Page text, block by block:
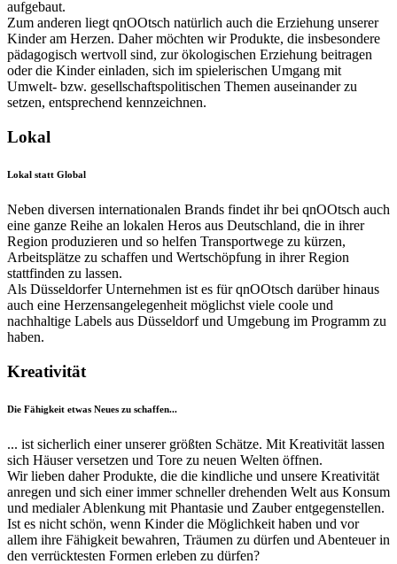
aufgebaut.
Zum anderen liegt qnOOtsch natürlich auch die Erziehung unserer
Kinder am Herzen. Daher möchten wir Produkte, die insbesondere
pädagogisch wertvoll sind, zur ökologischen Erziehung beitragen
oder die Kinder einladen, sich im spielerischen Umgang mit
Umwelt- bzw. gesellschaftspolitischen Themen auseinander zu
setzen, entsprechend kennzeichnen.
Lokal
Lokal statt Global
Neben diversen internationalen Brands findet ihr bei qnOOtsch auch
eine ganze Reihe an lokalen Heros aus Deutschland, die in ihrer
Region produzieren und so helfen Transportwege zu kürzen,
Arbeitsplätze zu schaffen und Wertschöpfung in ihrer Region
stattfinden zu lassen.
Als Düsseldorfer Unternehmen ist es für qnOOtsch darüber hinaus
auch eine Herzensangelegenheit möglichst viele coole und
nachhaltige Labels aus Düsseldorf und Umgebung im Programm zu
haben.
Kreativität
Die Fähigkeit etwas Neues zu schaffen...
... ist sicherlich einer unserer größten Schätze. Mit Kreativität lassen
sich Häuser versetzen und Tore zu neuen Welten öffnen.
Wir lieben daher Produkte, die die kindliche und unsere Kreativität
anregen und sich einer immer schneller drehenden Welt aus Konsum
und medialer Ablenkung mit Phantasie und Zauber entgegenstellen.
Ist es nicht schön, wenn Kinder die Möglichkeit haben und vor
allem ihre Fähigkeit bewahren, Träumen zu dürfen und Abenteuer in
den verrücktesten Formen erleben zu dürfen?